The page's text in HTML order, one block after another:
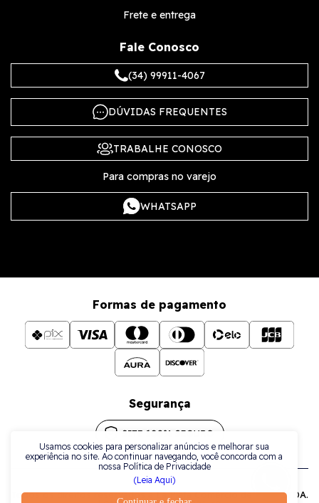
Usamos cookies para personalizar anúncios e melhorar sua
experiência no site. Ao continuar navegando, você concorda com a
nossa Política de Privacidade
(Leia Aqui)
Frete e entrega
Fale Conosco
(34) 99911-4067
DÚVIDAS FREQUENTES
TRABALHE CONOSCO
Para compras no varejo
WHATSAPP
Formas de pagamento
Segurança
Todos os direitos reservados a La Plata Comércio de Joias LTDA.